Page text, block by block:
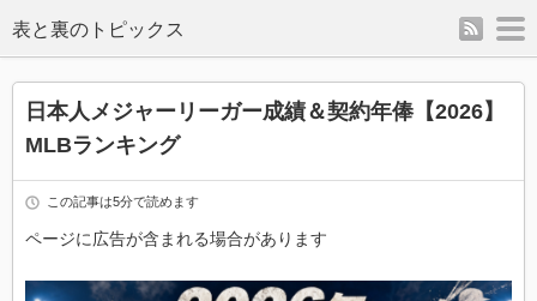
表と裏のトピックス rss
日本人メジャーリーガー成績＆契約年俸【2026】
MLBランキング
この記事は5分で読めます
ページに広告が含まれる場合があります